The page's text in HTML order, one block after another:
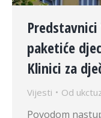
paketiće
Klinici za
Vijesti Od
Povodom